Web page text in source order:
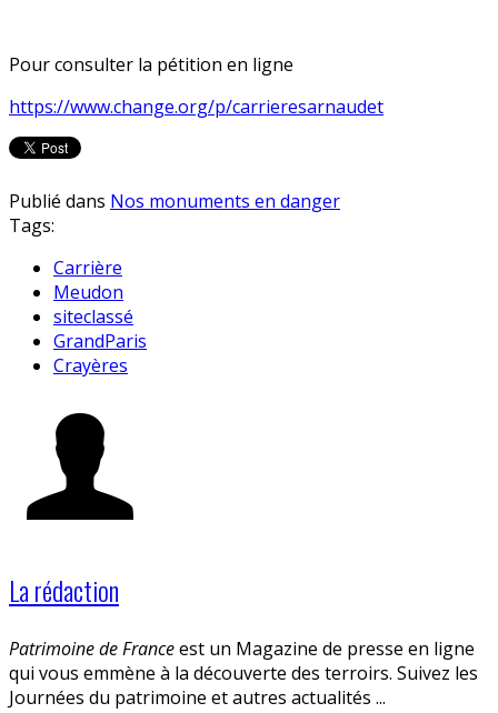
Pour consulter la pétition en ligne
https://www.change.org/p/carrieresarnaudet
Publié dans Nos monuments en danger
Tags:
Carrière
Meudon
siteclassé
GrandParis
Crayères
La rédaction
Patrimoine de Franceest un Magazine de presse en ligne
qui vous emmène à la découverte des terroirs. Suivez les
Journées du patrimoine et autres actualités ...